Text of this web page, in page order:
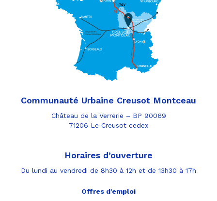
Communauté Urbaine Creusot Montceau
Château de la Verrerie – BP 90069
71206 Le Creusot cedex
Horaires d’ouverture
Du lundi au vendredi de 8h30 à 12h et de 13h30 à 17h
Offres d’emploi